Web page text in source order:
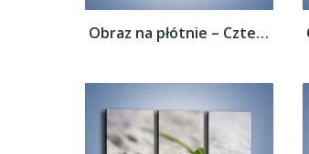
Obraz na płótnie – Czterolistna koniczyna...